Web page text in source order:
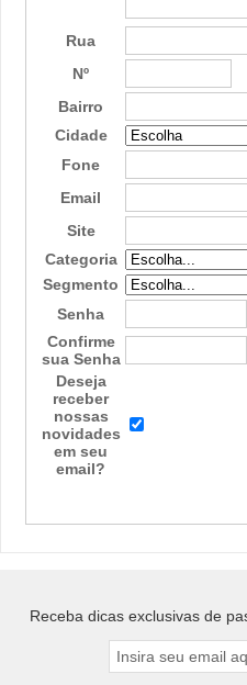
Rua
Nº
Bairro
Cidade
Fone
Email
Site
Categoria
Segmento
Senha
Confirme
sua Senha
Deseja
receber
nossas
novidades
em seu
email?
Receba dicas exclusivas de